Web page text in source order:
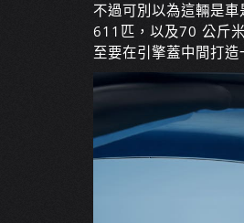
不過可別以為這輛是
611匹，以及70 公斤
至要在引擎蓋中間打